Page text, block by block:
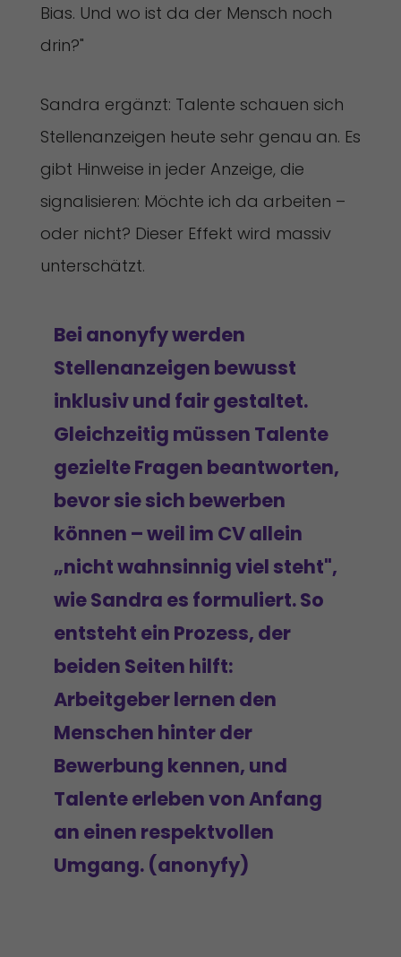
Bias. Und wo ist da der Mensch noch
drin?"
Sandra ergänzt: Talente schauen sich
Stellenanzeigen heute sehr genau an. Es
gibt Hinweise in jeder Anzeige, die
signalisieren: Möchte ich da arbeiten –
oder nicht? Dieser Effekt wird massiv
unterschätzt.
Bei anonyfy werden
Stellenanzeigen bewusst
inklusiv und fair gestaltet.
Gleichzeitig müssen Talente
gezielte Fragen beantworten,
bevor sie sich bewerben
können – weil im CV allein
„nicht wahnsinnig viel steht",
wie Sandra es formuliert. So
entsteht ein Prozess, der
beiden Seiten hilft:
Arbeitgeber lernen den
Menschen hinter der
Bewerbung kennen, und
Talente erleben von Anfang
an einen respektvollen
Umgang. (anonyfy)